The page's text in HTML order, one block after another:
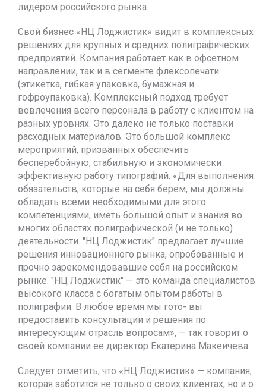
лидером российского рынка.
Свой бизнес «НЦ Лоджистик» видит в комплексных
решениях для крупных и средних полиграфических
предприятий. Компания работает как в офсетном
направлении, так и в сегменте флексопечати
(этикетка, гибкая упаковка, бумажная и
гофроупаковка). Комплексный подход требует
вовлечения всего персонала в работу с клиентом на
разных уровнях. Это далеко не только поставки
расходных материалов. Это большой комплекс
мероприятий, призванных обеспечить
бесперебойную, стабильную и экономически
эффективную работу типографий. «Для выполнения
обязательств, которые на себя берем, мы должны
обладать всеми необходимыми для этого
компетенциями, иметь большой опыт и знания во
многих областях полиграфической (и не только)
деятельности. "НЦ Лоджистик" предлагает лучшие
решения инновационного рынка, опробованные и
прочно зарекомендовавшие себя на российском
рынке. "НЦ Лоджистик" — это команда специалистов
высокого класса с богатым опытом работы в
полиграфии. В любое время мы гото- вы
предоставить консультации и решения по
интересующим отрасль вопросам», — так говорит о
своей компании ее директор Екатерина Макеичева.
Следует отметить, что «НЦ Лоджистик» — компания,
которая заботится не только о своих клиентах, но и о